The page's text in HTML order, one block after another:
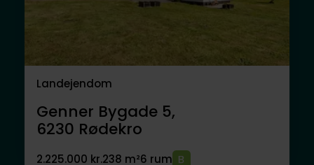
Landejendom
Genner Bygade 5,
6230 Rødekro
2.225.000 kr.238 m²6 rum